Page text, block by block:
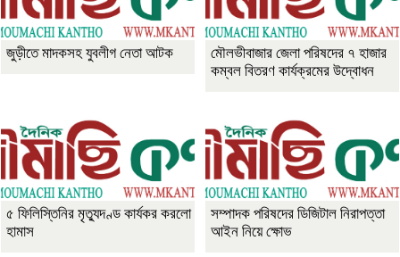
জুড়ীতে মাদকসহ যুবলীগ নেতা আটক
মৌলভীবাজার জেলা পরিষদের ৭ হাজার
কম্বল বিতরণ কার্যক্রমের উদ্বোধন
৫ ফিলিস্তিনির মৃত্যুদণ্ড কার্যকর করলো
হামাস
সম্পাদক পরিষদের ডিজিটাল নিরাপত্তা
আইন নিয়ে ক্ষোভ